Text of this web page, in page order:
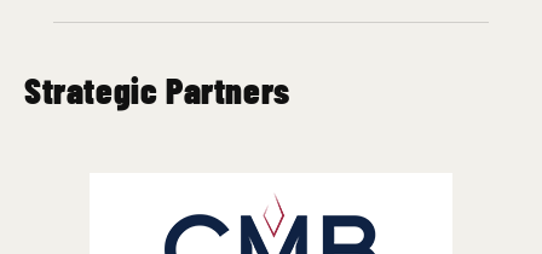
Strategic Partners